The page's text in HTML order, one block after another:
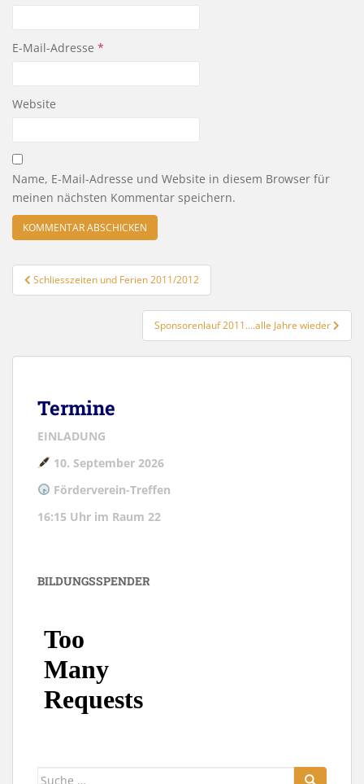
E-Mail-Adresse *
Website
Name, E-Mail-Adresse und Website in diesem Browser für
meinen nächsten Kommentar speichern.
Beitragsnavigation
Schliesszeiten und Ferien 2011/2012
Sponsorenlauf 2011….alle Jahre wieder
Termine
EINLADUNG
10. September 2026
Förderverein-Treffen
16:15 Uhr im Raum 22
BILDUNGSSPENDER
Suche